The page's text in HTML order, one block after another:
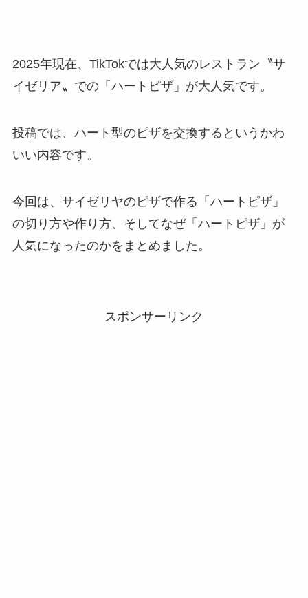
2025年現在、TikTokでは大人気のレストラン〝サ
イゼリア〟での「ハートピザ」が大人気です。
投稿では、ハート型のピザを交換するというかわ
いい内容です。
今回は、サイゼリヤのピザで作る「ハートピザ」
の切り方や作り方、そしてなぜ「ハートピザ」が
人気になったのかをまとめました。
スポンサーリンク